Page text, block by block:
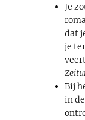
Je
dat
je
Bij
in